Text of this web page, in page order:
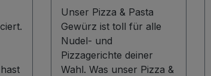
Unser Pizza & Pasta
Gewürz ist toll für alle
Nudel- und
Pizzagerichte deiner
Wahl. Was unser Pizza &